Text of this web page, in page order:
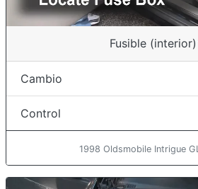
Fusible (interior)
Cambio
Control
1998 Oldsmobile Intrigue